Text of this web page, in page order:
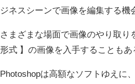
ジネスシーンで画像を編集する機
さまざまな場面で画像のやり取
形式 】の画像を入手することもあ
Photoshopは高額なソフトゆえに